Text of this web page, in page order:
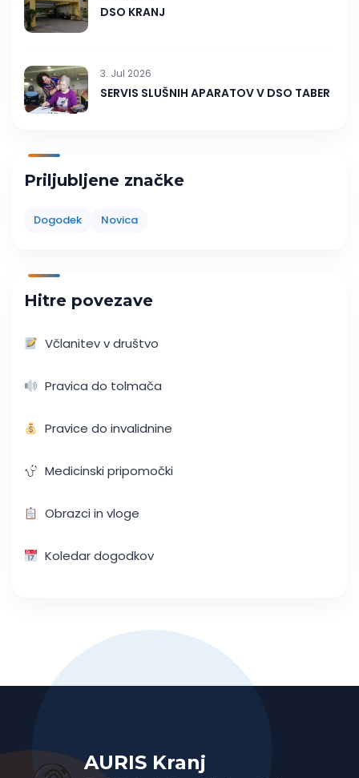
DSO KRANJ
3. Jul 2026
SERVIS SLUŠNIH APARATOV V DSO TABER
Priljubljene značke
Dogodek Novica
Hitre povezave
Včlanitev v društvo
Pravica do tolmača
Pravice do invalidnine
Medicinski pripomočki
Obrazci in vloge
Koledar dogodkov
AURIS Kranj